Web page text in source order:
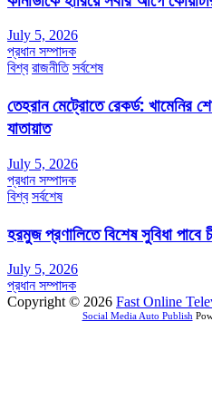
July 5, 2026
প্রধান সম্পাদক
বিশ্ব রাজনীতি সর্বশেষ
তেহরান মেট্রোতে রেকর্ড: খামেনির
যাতায়াত
July 5, 2026
প্রধান সম্পাদক
বিশ্ব সর্বশেষ
হরমুজ প্রণালিতে বিশেষ সুবিধা
July 5, 2026
প্রধান সম্পাদক
Copyright © 2026 Fast Online
Social Media Auto Publish